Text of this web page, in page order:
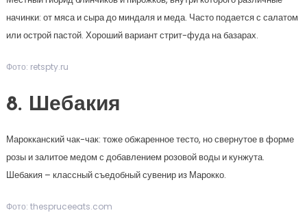
начинки: от мяса и сыра до миндаля и меда. Часто подается с салатом
или острой пастой. Хороший вариант стрит-фуда на базарах.
Фото: retspty.ru
8. Шебакия
Марокканский чак-чак: тоже обжаренное тесто, но свернутое в форме
розы и залитое медом с добавлением розовой воды и кунжута.
Шебакия – классный съедобный сувенир из Марокко.
Фото: thespruceeats.com